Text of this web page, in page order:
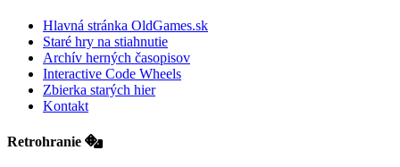
Hlavná stránka OldGames.sk
Staré hry na stiahnutie
Archív herných časopisov
Interactive Code Wheels
Zbierka starých hier
Kontakt
Retrohranie